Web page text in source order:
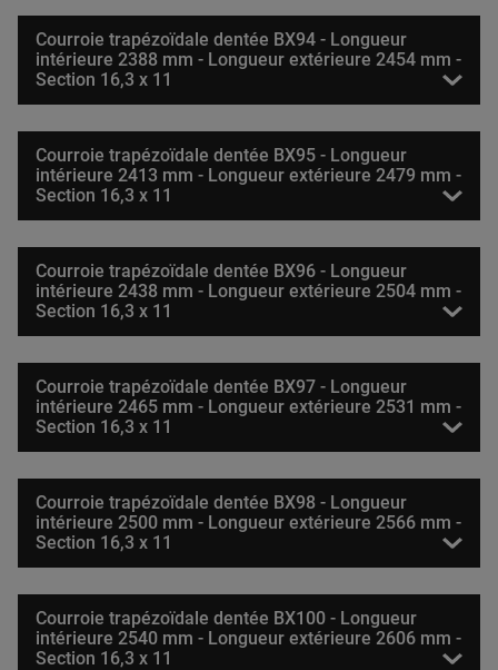
Courroie trapézoïdale dentée BX94 - Longueur
intérieure 2388 mm - Longueur extérieure 2454 mm -
Section 16,3 x 11
Courroie trapézoïdale dentée BX95 - Longueur
intérieure 2413 mm - Longueur extérieure 2479 mm -
Section 16,3 x 11
Courroie trapézoïdale dentée BX96 - Longueur
intérieure 2438 mm - Longueur extérieure 2504 mm -
Section 16,3 x 11
Courroie trapézoïdale dentée BX97 - Longueur
intérieure 2465 mm - Longueur extérieure 2531 mm -
Section 16,3 x 11
Courroie trapézoïdale dentée BX98 - Longueur
intérieure 2500 mm - Longueur extérieure 2566 mm -
Section 16,3 x 11
Courroie trapézoïdale dentée BX100 - Longueur
intérieure 2540 mm - Longueur extérieure 2606 mm -
Section 16,3 x 11